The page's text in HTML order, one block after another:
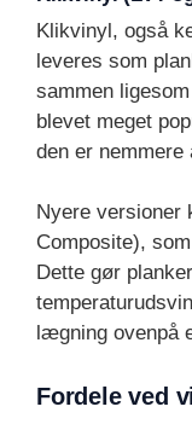
Klikvinyl, også
leveres som
sammen
blevet meget
den er nemmere
Nyere versioner
Composite),
Dette gør
lægning ovenpå
Fordele ved